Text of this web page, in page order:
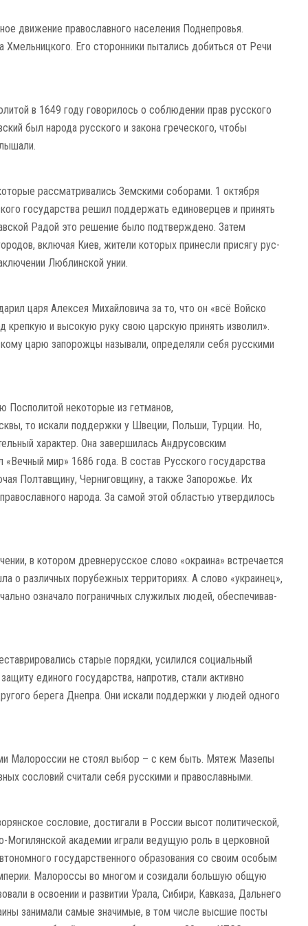
движение православного насе­ления Подне­провья.
Его сторонники пытались добиться от Речи
в 1649 году говорилось о соблюдении прав русского
был народа русского и закона гречес­кого, чтобы
рассматривались Земскими соборами. 1 октября
государства решил поддержать едино­верцев и принять
Радой это решение было подтвер­ждено. Затем
включая Киев, жители кото­рых принесли присягу рус­
Люблинской унии.
царя Алексея Михайловича за то, что он «всё Войско
крепкую и высокую руку свою царскую принять изволил».
царю запорожцы называли, определяли себя русскими
Посполитой некоторые из гетма­нов,
то искали под­держки у Швеции, Польши, Турции. Но,
харак­тер. Она завершилась Андру­совским
мир» 1686 года. В состав Русского госу­дарства
Полтавщину, Черни­говщину, а также Запорожье. Их
народа. За самой этой областью утвердилось
в котором древне­русское слово «окраина» встречается
о различных пору­бежных территориях. А слово «украинец»,
означало пограничных слу­жилых людей, обеспечивав­
старые порядки, усилился социаль­ный
единого государства, напротив, стали активно
берега Днепра. Они искали поддержки у людей одного
Малороссии не стоял выбор – с кем быть. Мятеж Мазепы
сословий счи­тали себя русскими и православными.
сословие, достигали в России высот поли­ти­чес­кой,
Могилянской академии играли ведущую роль в цер­ковной
государственного обра­зования со своим особым
Малороссы во многом и созидали большую общую
в освоении и разви­тии Урала, Сиби­ри, Кавказа, Даль­него
зани­мали самые зна­чимые, в том числе высшие посты